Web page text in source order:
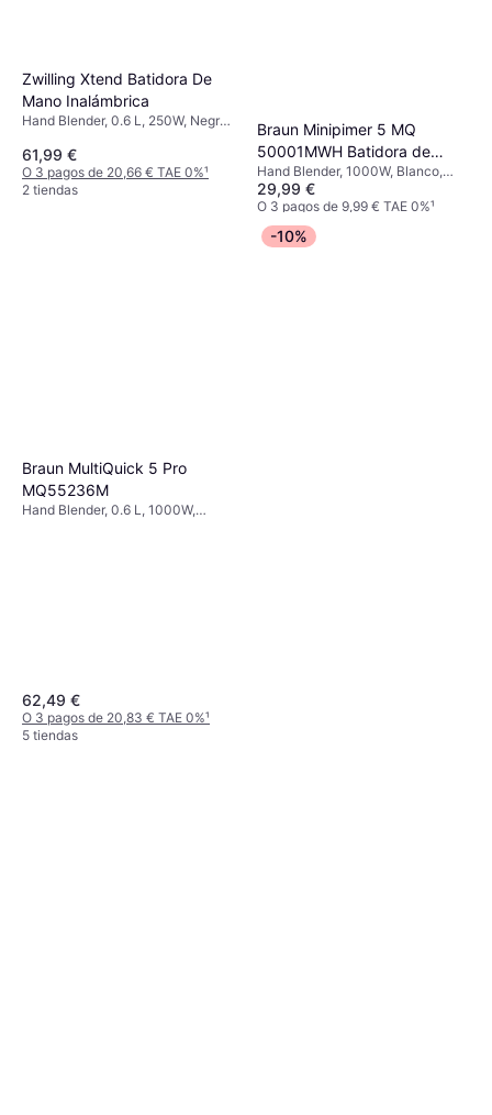
Zwilling Xtend Batidora De
Mano Inalámbrica
Hand Blender, 0.6 L, 250W, Negro,
Velocidad Variable, Vaso medidor
kg, Incl. Vaso medidor
61,99 €
O 3 pagos de 20,66 € TAE 0%¹
2 tiendas
Braun Minipimer 5 MQ
50001MWH Batidora de
Mano 1000W
Hand Blender, 1000W, Blanco,
Acero Inoxidable, Función de
Pulso, Pieza Desmontable,
Accesorio Aptos para Lavavajillas,
Pie de Acero Inoxidable, Incl. Vaso
29,99 €
O 3 pagos de 9,99 € TAE 0%¹
9+ tiendas
Braun MultiQuick 5 Pro
MQ55236M
Hand Blender, 0.6 L, 1000W,
62,49 €
O 3 pagos de 20,83 € TAE 0%¹
5 tiendas
-10%